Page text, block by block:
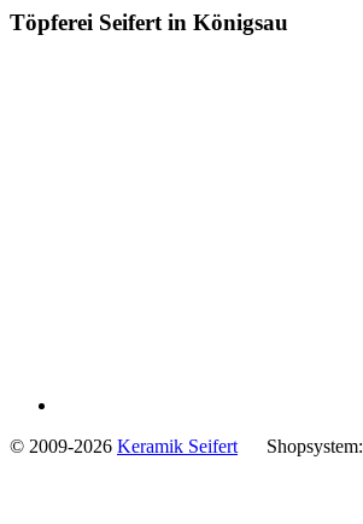
Töpferei Seifert in Königsau
© 2009-2026 Keramik Seifert Shopsystem: